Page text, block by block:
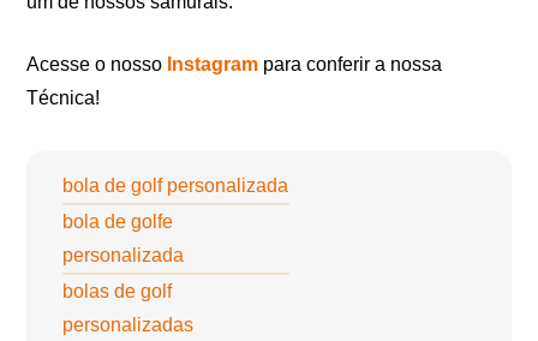
Acesse o nosso Instagram para conferir a nossa
Técnica!
bola de golf personalizada
bola de golfe
personalizada
bolas de golf
personalizadas